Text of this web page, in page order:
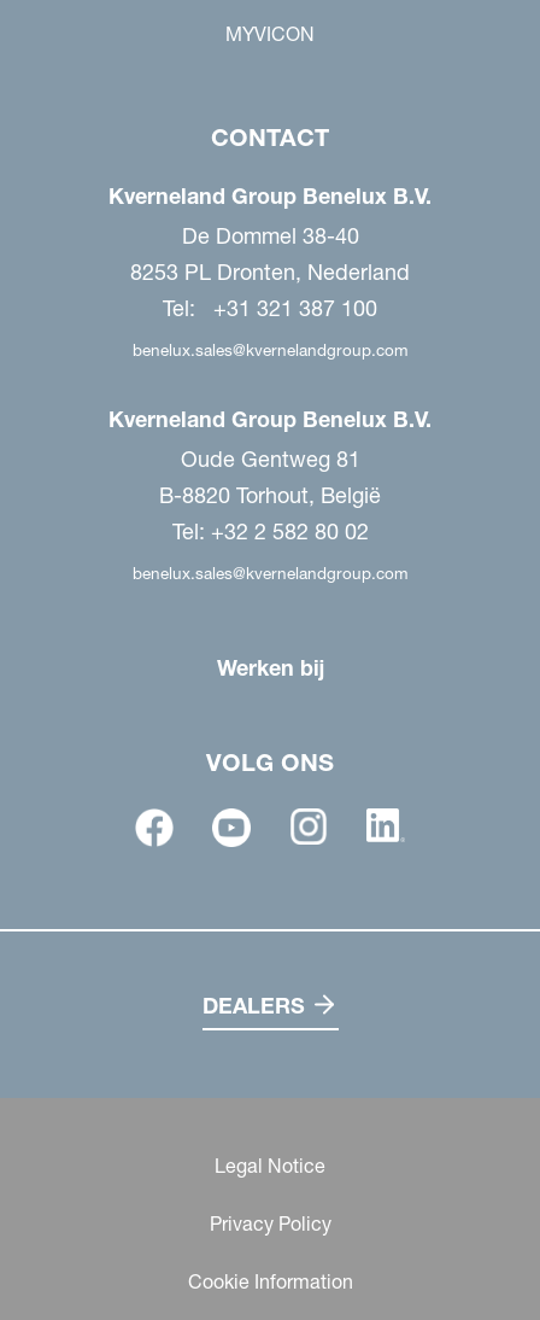
MYVICON
CONTACT
Kverneland Group Benelux B.V.
De Dommel 38-40
8253 PL Dronten, Nederland
Tel: +31 321 387 100
benelux.sales@kvernelandgroup.com
Kverneland Group Benelux B.V.
Oude Gentweg 81
B-8820 Torhout, België
Tel: +32 2 582 80 02
benelux.sales@kvernelandgroup.com
Werken bij
VOLG ONS
DEALERS
Legal Notice
Privacy Policy
Cookie Information